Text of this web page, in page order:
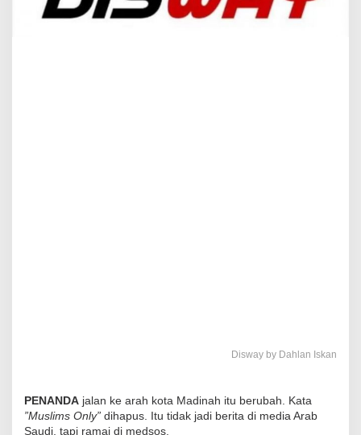
Disway by Dahlan Iskan
PENANDA jalan ke arah kota Madinah itu berubah. Kata
”Muslims Only” dihapus. Itu tidak jadi berita di media Arab
Saudi, tapi ramai di medsos.